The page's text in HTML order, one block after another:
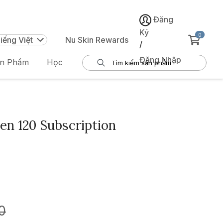
Việt Nu Skin Rewards
Đăng
Ký
/
Đăng Nhập
0
Phẩm Học
120 Subscription